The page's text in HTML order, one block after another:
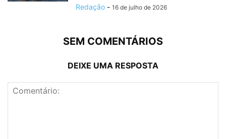
Redação - 16 de julho de 2026
SEM COMENTÁRIOS
DEIXE UMA RESPOSTA